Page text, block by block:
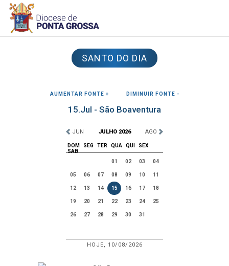
SANTO DO DIA
AUMENTAR FONTE + DIMINUIR FONTE -
15.Jul - São Boaventura
JUN JULHO 2026 AGO
DOM SEG TER QUA QUI
SEX
SAB
01
02 03 04
05 06 07 08 09 10 11
12 13 14 15 16 17 18
19 20 21 22 23 24 25
26 27 28 29 30 31
HOJE, 10/08/2026